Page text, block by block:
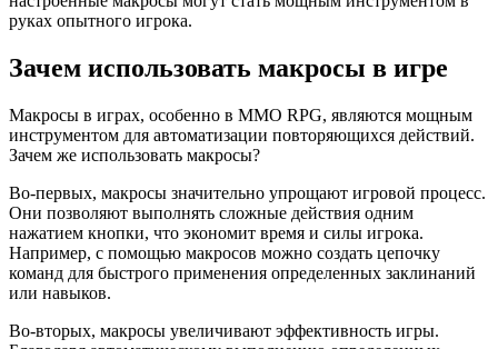
руках опытного игрока.
Зачем использовать макросы в игре
Макросы в играх, особенно в MMO RPG, являются мощным
инструментом для автоматизации повторяющихся действий.
Зачем же использовать макросы?
Во-первых, макросы значительно упрощают игровой процесс.
Они позволяют выполнять сложные действия одним
нажатием кнопки, что экономит время и силы игрока.
Например, с помощью макросов можно создать цепочку
команд для быстрого применения определенных заклинаний
или навыков.
Во-вторых, макросы увеличивают эффективность игры.